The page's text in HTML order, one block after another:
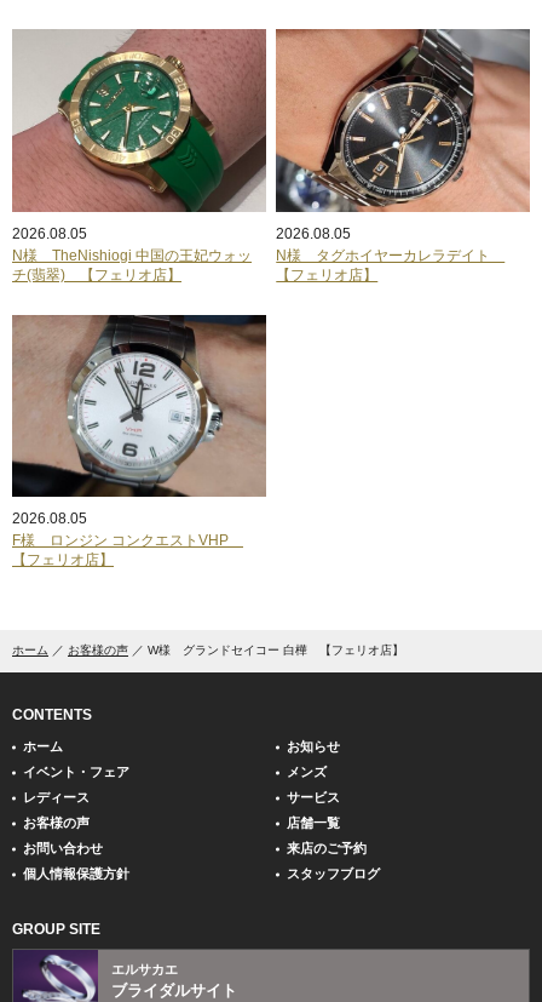
2026.08.05
N様 TheNishiogi 中国の王妃ウォッ
チ(翡翠) 【フェリオ店】
2026.08.05
N様 タグホイヤーカレラデイト
【フェリオ店】
2026.08.05
F様 ロンジン コンクエストVHP
【フェリオ店】
ホーム お客様の声 W様 グランドセイコー 白樺 【フェリオ店】
CONTENTS
ホーム
お知らせ
イベント・フェア
メンズ
レディース
サービス
お客様の声
店舗一覧
お問い合わせ
来店のご予約
個人情報保護方針
スタッフブログ
GROUP SITE
エルサカエ
ブライダルサイト